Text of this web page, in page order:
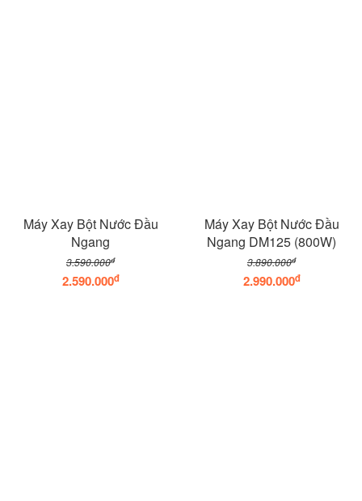
Máy Xay Bột Nước Đầu
Ngang
3.590.000đ
2.590.000đ
Máy Xay Bột Nước Đầu
Ngang DM125 (800W)
3.890.000đ
2.990.000đ